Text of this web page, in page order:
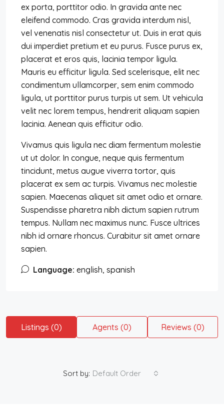
ex porta, porttitor odio. In gravida ante nec
eleifend commodo. Cras gravida interdum nisl,
vel venenatis nisl consectetur ut. Duis in erat quis
dui imperdiet pretium et eu purus. Fusce purus ex,
placerat et eros quis, lacinia tempor ligula.
Mauris eu efficitur ligula. Sed scelerisque, elit nec
condimentum ullamcorper, sem enim commodo
ligula, ut porttitor purus turpis ut sem. Ut vehicula
velit nec lorem tempus, hendrerit aliquam sapien
lacinia. Aenean quis efficitur odio.
Vivamus quis ligula nec diam fermentum molestie
ut ut dolor. In congue, neque quis fermentum
tincidunt, metus augue viverra tortor, quis
placerat ex sem ac turpis. Vivamus nec molestie
sapien. Maecenas aliquet sit amet odio et ornare.
Suspendisse pharetra nibh dictum sapien rutrum
tempus. Nullam nec maximus nunc. Fusce ultrices
nibh id ornare rhoncus. Curabitur sit amet ornare
sapien.
Language: english, spanish
Listings (0) Agents (0) Reviews (0)
Sort by: Default Order